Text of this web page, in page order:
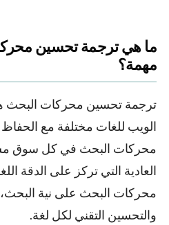
ما هي ترجمة تحسين
مهمة؟
ترجمة تحسين محركات البحث
الويب للغات مختلفة مع
محركات البحث في كل سوق
العادية التي تركز على الدقة
محركات البحث على نية البحث،
والتحسين التقني لكل لغة.